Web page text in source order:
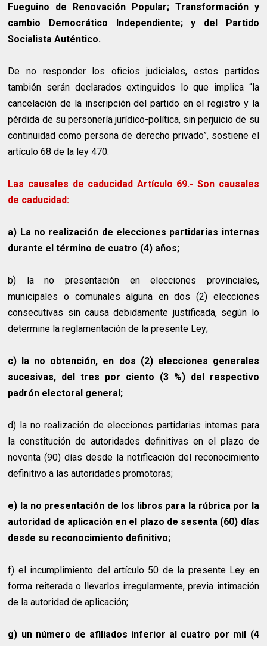
Fueguino de Renovación Popular; Transformación y
cambio Democrático Independiente; y del Partido
Socialista Auténtico.
De no responder los oficios judiciales, estos partidos
también serán declarados extinguidos lo que implica “la
cancelación de la inscripción del partido en el registro y la
pérdida de su personería jurídico-política, sin perjuicio de su
continuidad como persona de derecho privado”, sostiene el
artículo 68 de la ley 470.
Las causales de caducidad Artículo 69.- Son causales
de caducidad:
a) La no realización de elecciones partidarias internas
durante el término de cuatro (4) años;
b) la no presentación en elecciones provinciales,
municipales o comunales alguna en dos (2) elecciones
consecutivas sin causa debidamente justificada, según lo
determine la reglamentación de la presente Ley;
c) la no obtención, en dos (2) elecciones generales
sucesivas, del tres por ciento (3 %) del respectivo
padrón electoral general;
d) la no realización de elecciones partidarias internas para
la constitución de autoridades definitivas en el plazo de
noventa (90) días desde la notificación del reconocimiento
definitivo a las autoridades promotoras;
e) la no presentación de los libros para la rúbrica por la
autoridad de aplicación en el plazo de sesenta (60) días
desde su reconocimiento definitivo;
f) el incumplimiento del artículo 50 de la presente Ley en
forma reiterada o llevarlos irregularmente, previa intimación
de la autoridad de aplicación;
g) un número de afiliados inferior al cuatro por mil (4